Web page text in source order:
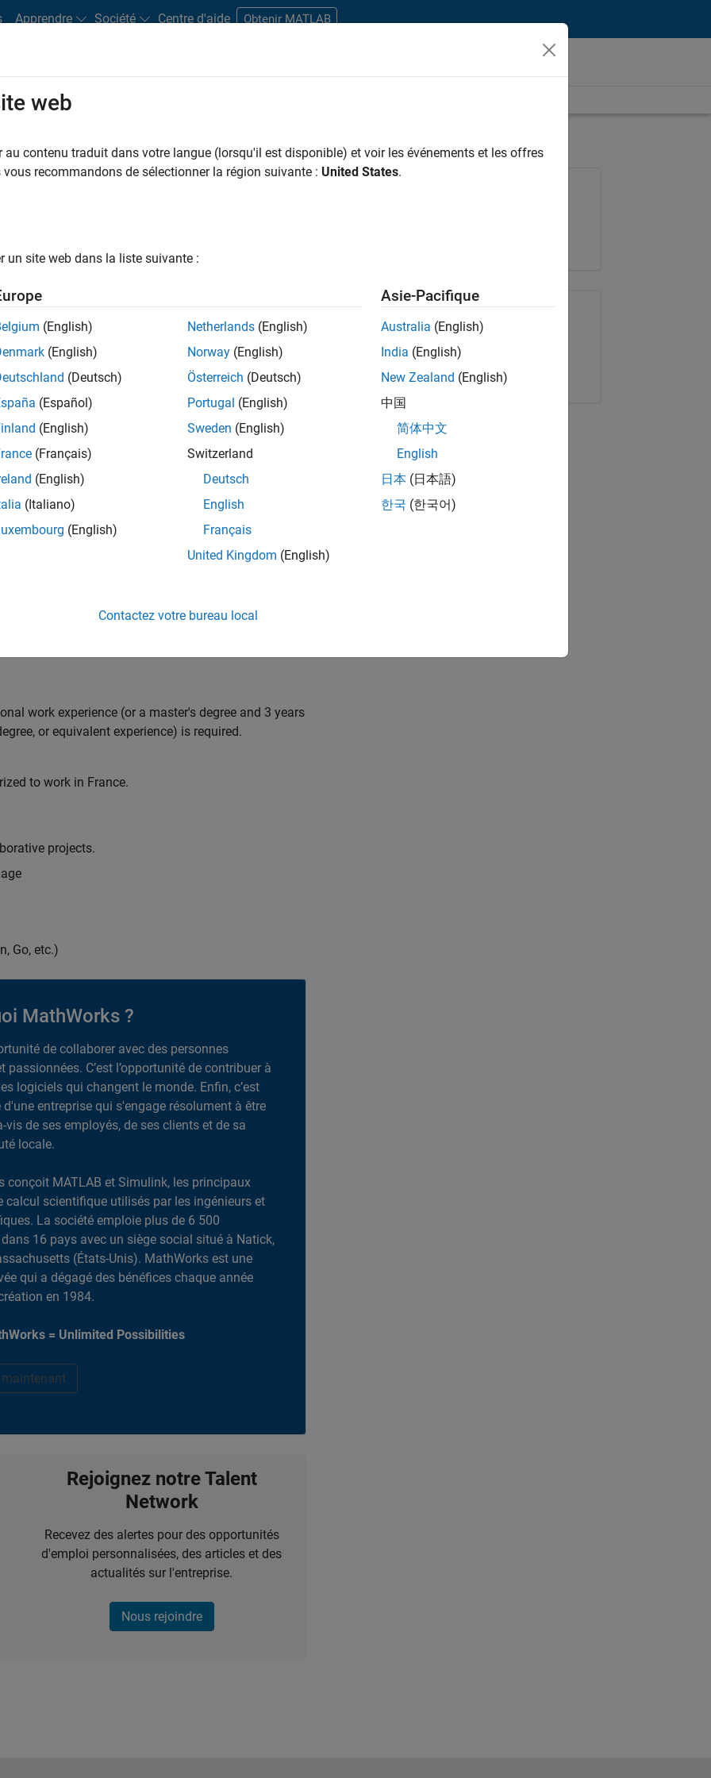
Apprendre Société Centre d'aide Obtenir MATLAB
bureaux Étudiants et carrières
Do you enjoy solving challenging problems
development to design and develop new test
suites, and conduct hands-on testing to improve
team from start to finish by influencing
and testability thereby ensuring high quality
developers throughout the design phase
automation
and effectiveness (Coverage, Code completeness)
work experience (or a master's degree and 3 years
or equivalent experience) is required.
to work in France.
projects.
Go, etc.)
MathWorks ?
de collaborer avec des personnes
passionnées. C’est l’opportunité de contribuer à
logiciels qui changent le monde. Enfin, c’est
entreprise qui s'engage résolument à être
vis de ses employés, de ses clients et de sa
locale.
conçoit MATLAB et Simulink, les principaux
calcul scientifique utilisés par les ingénieurs et
La société emploie plus de 6 500
16 pays avec un siège social situé à Natick,
(États-Unis). MathWorks est une
qui a dégagé des bénéfices chaque année
en 1984.
= Unlimited Possibilities
Rejoignez notre Talent
Network
Recevez des alertes pour des opportunités
d'emploi personnalisées, des articles et des
actualités sur l'entreprise.
Nous rejoindre
Partager le poste
Copier le lien E-mail
web
au contenu traduit dans votre langue (lorsqu'il est disponible) et voir les événements et les offres
vous recommandons de sélectionner la région suivante : United States.
un site web dans la liste suivante :
(English)
(English)
(Deutsch)
(Español)
(English)
(Français)
(English)
(Italiano)
(English)
Netherlands (English)
Norway (English)
Österreich (Deutsch)
Portugal (English)
Sweden (English)
Switzerland
Deutsch
English
Français
United Kingdom (English)
Asie-Pacifique
Australia (English)
India (English)
New Zealand (English)
中国
简体中文
English
日本 (日本語)
한국 (한국어)
Contactez votre bureau local